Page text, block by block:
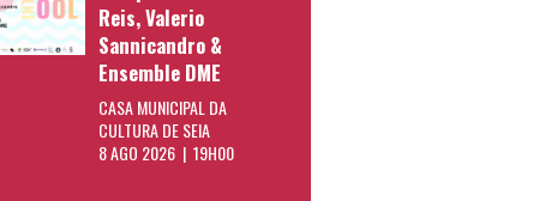
Reis, Valerio
Sannicandro &
Ensemble DME
CASA MUNICIPAL DA
CULTURA DE SEIA
8 AGO 2026 | 19H00